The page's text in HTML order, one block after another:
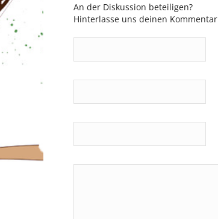
An der Diskussion beteiligen?
Hinterlasse uns deinen